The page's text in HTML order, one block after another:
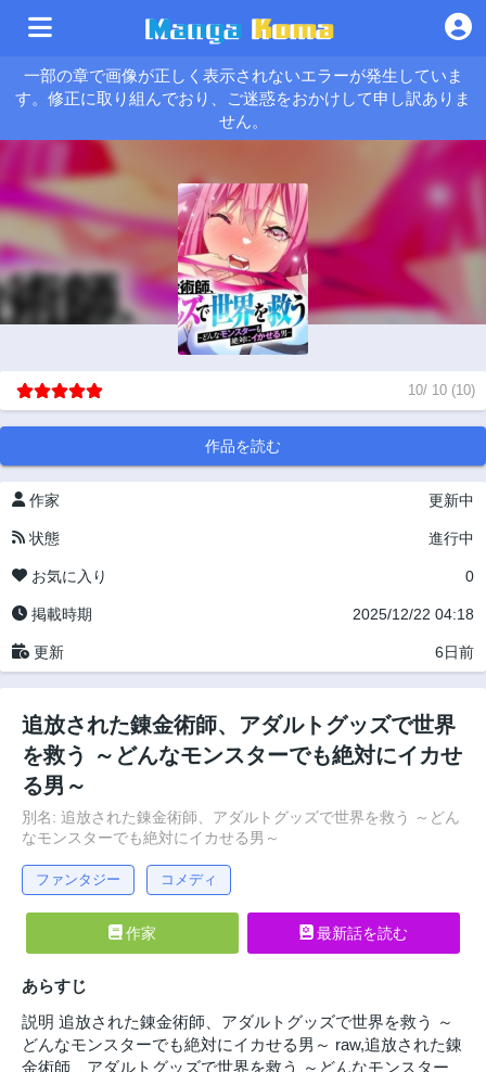
一部の章で画像が正しく表示されないエラーが発生していま
す。修正に取り組んでおり、ご迷惑をおかけして申し訳ありま
せん。
10/ 10 (10)
作品を読む
作家 更新中
状態 進行中
お気に入り 0
掲載時期 2025/12/22 04:18
更新 6日前
追放された錬金術師、アダルトグッズで世界
を救う ～どんなモンスターでも絶対にイカせ
る男～
別名: 追放された錬金術師、アダルトグッズで世界を救う ～どん
なモンスターでも絶対にイカせる男～
ファンタジー コメディ
作家 最新話を読む
あらすじ
説明 追放された錬金術師、アダルトグッズで世界を救う ～
どんなモンスターでも絶対にイカせる男～ raw,追放された錬
金術師、アダルトグッズで世界を救う ～どんなモンスター